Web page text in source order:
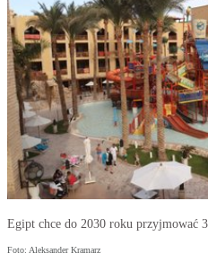
Egipt chce do 2030 roku przyjmować
Foto: Aleksander Kramarz